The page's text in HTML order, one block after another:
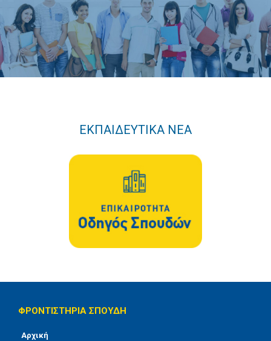
2022
Ιστορίες Επιτυχίας
Διακρίσεις των μαθητών
μας
2014
2015
ΕΚΠΑΙΔΕΥΤΙΚΑ ΝΕΑ
ΦΡΟΝΤΙΣΤΗΡΙΑ ΣΠΟΥΔΗ
Αρχική